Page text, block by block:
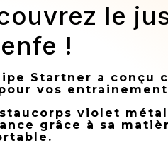
le
!
Startner a conçu
vos
violet
grâce à sa